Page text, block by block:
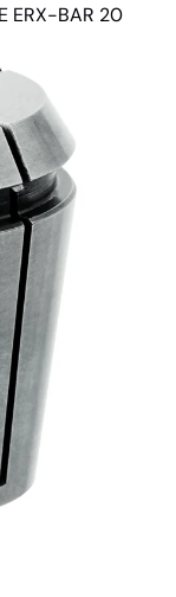
ERX-BAR 20